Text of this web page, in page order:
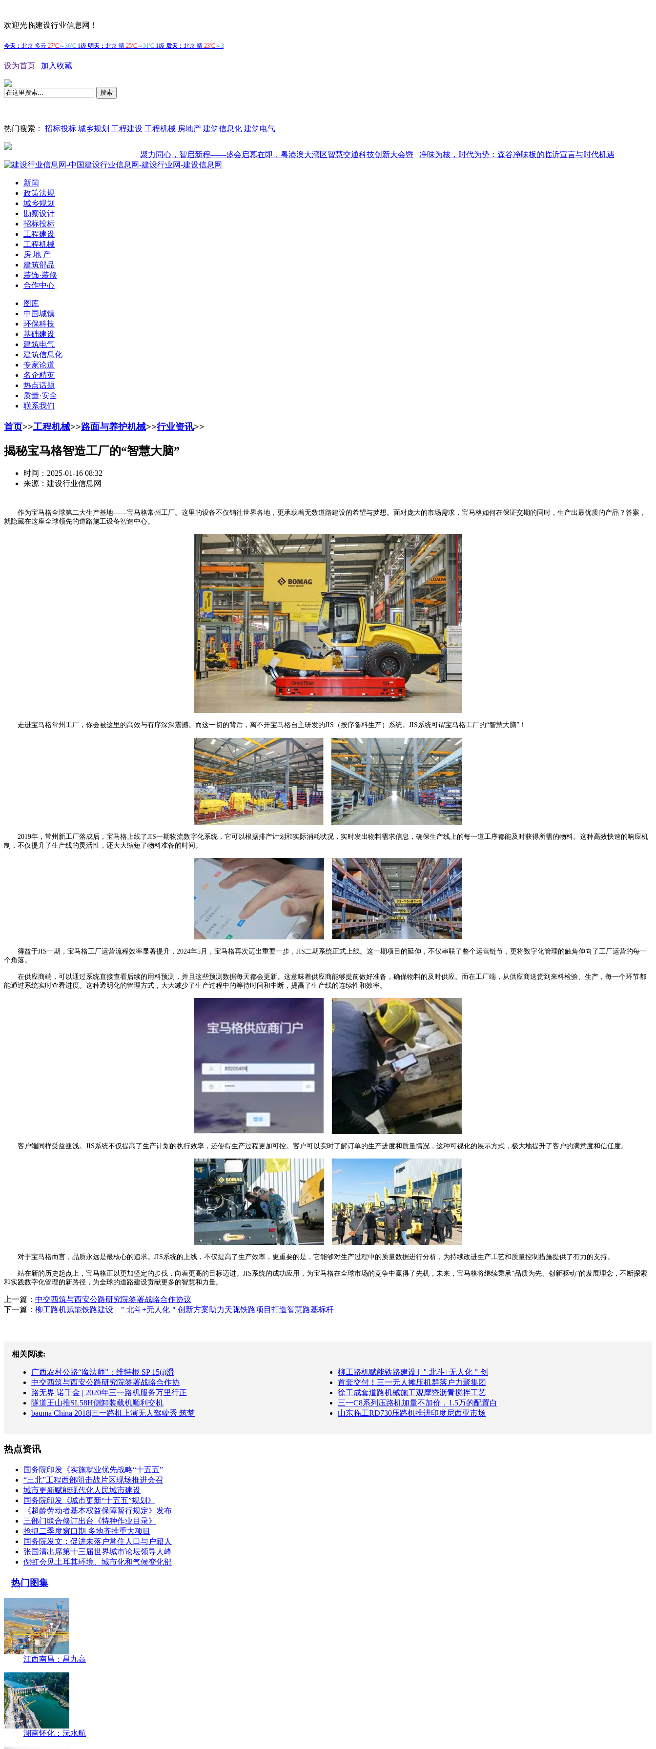
欢迎光临建设行业信息网！
设为首页 加入收藏
搜索
热门搜索： 招标投标 城乡规划 工程建设 工程机械 房地产 建筑信息化 建筑电气
聚力同心，智启新程——盛会启幕在即，粤港澳大湾区智慧交通科技创新大会暨 净味为核，时代为势：森谷净味板的临沂宣言与时代机遇
新闻
政策法规
城乡规划
勘察设计
招标投标
工程建设
工程机械
房 地 产
建筑部品
装饰·装修
合作中心
图库
中国城镇
环保科技
基础建设
建筑电气
建筑信息化
专家论道
名企精英
热点话题
质量·安全
联系我们
首页>>工程机械>>路面与养护机械>>行业资讯>>
揭秘宝马格智造工厂的“智慧大脑”
时间：2025-01-16 08:32
来源：建设行业信息网
作为宝马格全球第二大生产基地——宝马格常州工厂。这里的设备不仅销往世界各地，更承载着无数道路建设的希望与梦想。面对庞大的市场需求，宝马格如何在保证交期的同时，生产出最优质的产品？答案，
就隐藏在这座全球领先的道路施工设备智造中心。
走进宝马格常州工厂，你会被这里的高效与有序深深震撼。而这一切的背后，离不开宝马格自主研发的JIS（按序备料生产）系统。JIS系统可谓宝马格工厂的“智慧大脑”！
2019年，常州新工厂落成后，宝马格上线了JIS一期物流数字化系统，它可以根据排产计划和实际消耗状况，实时发出物料需求信息，确保生产线上的每一道工序都能及时获得所需的物料。这种高效快速的响应机
制，不仅提升了生产线的灵活性，还大大缩短了物料准备的时间。
得益于JIS一期，宝马格工厂运营流程效率显著提升，2024年5月，宝马格再次迈出重要一步，JIS二期系统正式上线。这一期项目的延伸，不仅串联了整个运营链节，更将数字化管理的触角伸向了工厂运营的每一
个角落。
在供应商端，可以通过系统直接查看后续的用料预测，并且这些预测数据每天都会更新。这意味着供应商能够提前做好准备，确保物料的及时供应。而在工厂端，从供应商送货到来料检验、生产，每一个环节都
能通过系统实时查看进度。这种透明化的管理方式，大大减少了生产过程中的等待时间和中断，提高了生产线的连续性和效率。
客户端同样受益匪浅。JIS系统不仅提高了生产计划的执行效率，还使得生产过程更加可控。客户可以实时了解订单的生产进度和质量情况，这种可视化的展示方式，极大地提升了客户的满意度和信任度。
对于宝马格而言，品质永远是最核心的追求。JIS系统的上线，不仅提高了生产效率，更重要的是，它能够对生产过程中的质量数据进行分析，为持续改进生产工艺和质量控制措施提供了有力的支持。
站在新的历史起点上，宝马格正以更加坚定的步伐，向着更高的目标迈进。JIS系统的成功应用，为宝马格在全球市场的竞争中赢得了先机，未来，宝马格将继续秉承“品质为先、创新驱动”的发展理念，不断探索
和实践数字化管理的新路径，为全球的道路建设贡献更多的智慧和力量。
上一篇： 中交西筑与西安公路研究院签署战略合作协议
下一篇： 柳工路机赋能铁路建设 | ＂北斗+无人化＂创新方案助力天陇铁路项目打造智慧路基标杆
相关阅读:
广西农村公路“魔法师”：维特根 SP 15(i)滑
柳工路机赋能铁路建设 | ＂北斗+无人化＂创
中交西筑与西安公路研究院签署战略合作协
首套交付！三一无人摊压机群落户力聚集团
路无界 诺千金 | 2020年三一路机服务万里行正
徐工成套道路机械施工观摩暨沥青搅拌工艺
隧道王山推SL58H侧卸装载机顺利交机
三一C8系列压路机加量不加价，1.5万的配置白
bauma China 2018|三一路机上演无人驾驶秀 筑梦
山东临工RD730压路机推进印度尼西亚市场
热点资讯
国务院印发《实施就业优先战略“十五五”
“三北”工程西部阻击战片区现场推进会召
城市更新赋能现代化人民城市建设
国务院印发《城市更新“十五五”规划》
《超龄劳动者基本权益保障暂行规定》发布
三部门联合修订出台《特种作业目录》
抢抓二季度窗口期 多地齐推重大项目
国务院发文：促进未落户常住人口与户籍人
张国清出席第十三届世界城市论坛领导人峰
倪虹会见土耳其环境、城市化和气候变化部
热门图集
江西南昌：昌九高
湖南怀化：沅水航